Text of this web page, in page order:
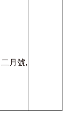
二月號,